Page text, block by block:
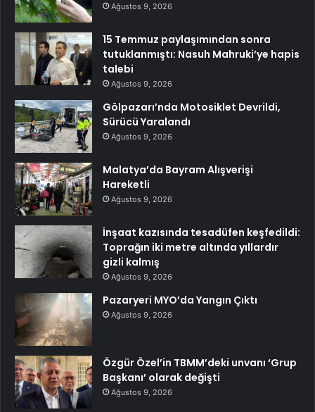
Ağustos 9, 2026
15 Temmuz paylaşımından sonra
tutuklanmıştı: Nasuh Mahruki’ye hapis
talebi
Ağustos 9, 2026
Gölpazarı’nda Motosiklet Devrildi,
Sürücü Yaralandı
Ağustos 9, 2026
Malatya’da Bayram Alışverişi
Hareketli
Ağustos 9, 2026
İnşaat kazısında tesadüfen keşfedildi:
Toprağın iki metre altında yıllardır
gizli kalmış
Ağustos 9, 2026
Pazaryeri MYO’da Yangın Çıktı
Ağustos 9, 2026
Özgür Özel’in TBMM’deki unvanı ‘Grup
Başkanı’ olarak değişti
Ağustos 9, 2026